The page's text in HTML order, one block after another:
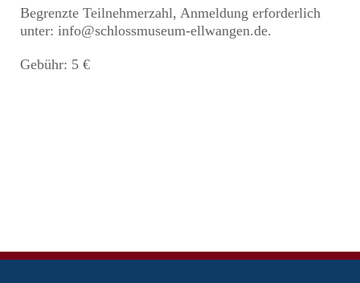
Begrenzte Teilnehmerzahl, Anmeldung erforderlich
unter: info@schlossmuseum-ellwangen.de.
Gebühr: 5 €